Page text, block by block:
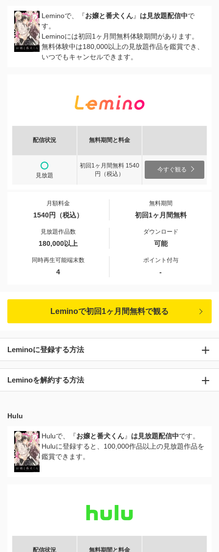
Leminoで、『お嬢と番犬くん』 は見放題配信中で
す。
Leminoには初回1ヶ月間無料体験期間があります。
無料体験中は180,000以上の見放題作品を鑑賞でき、
いつでもキャンセルできます。
配信状況 無料期間と料金
見放題
初回1ヶ月間無料 1540
円（税込）
今すぐ観る
月額料金
1540円（税込）
無料期間
初回1ヶ月間無料
見放題作品数
180,000以上
ダウンロード
可能
同時再生可能端末数
4
ポイント付与
-
Leminoで初回1ヶ月間無料で観る
Leminoに登録する方法
Leminoを解約する方法
Hulu
Huluで、『お嬢と番犬くん』 は見放題配信中です。
Huluに登録すると、100,000作品以上の見放題作品を
鑑賞できます。
配信状況 無料期間と料金